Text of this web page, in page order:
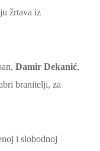
žrtava iz
Damir Dekanić,
branitelji, za
i slobodnoj